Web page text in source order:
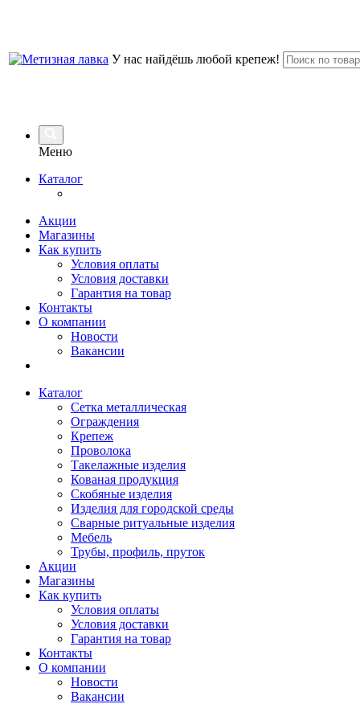
У нас найдёшь любой крепеж!
Меню
Каталог
Акции
Магазины
Как купить
Условия оплаты
Условия доставки
Гарантия на товар
Контакты
О компании
Новости
Вакансии
Каталог
Сетка металлическая
Ограждения
Крепеж
Проволока
Такелажные изделия
Кованая продукция
Скобяные изделия
Изделия для городской среды
Сварные ритуальные изделия
Мебель
Трубы, профиль, пруток
Акции
Магазины
Как купить
Условия оплаты
Условия доставки
Гарантия на товар
Контакты
О компании
Новости
Вакансии